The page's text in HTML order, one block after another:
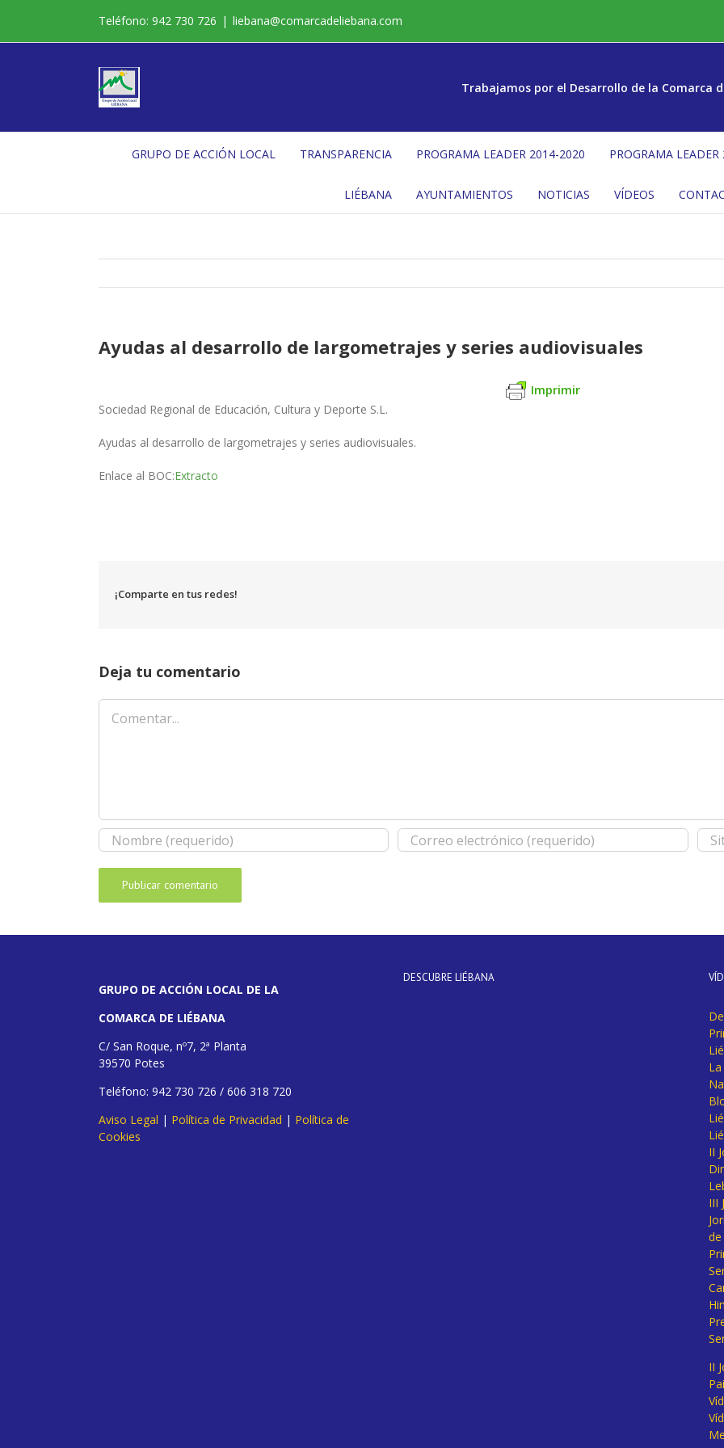
contenido
Teléfono: 942 730 726 | liebana@comarcadeliebana.com
Trabajamos por el Desarrollo de la Comarca
GRUPO DE ACCIÓN LOCAL TRANSPARENCIA PROGRAMA LEADER 2014-2020 PROGRAMA
LIÉBANA AYUNTAMIENTOS NOTICIAS VÍDEOS
Ayudas al desarrollo de largometrajes y series audiovisuales
Imprimir
Sociedad Regional de Educación, Cultura y Deporte S.L.
Ayudas al desarrollo de largometrajes y series audiovisuales.
Enlace al BOC:Extracto
¡Comparte en tus redes!
Deja tu comentario
Comentar
GRUPO DE ACCIÓN LOCAL DE LA
COMARCA DE LIÉBANA
C/ San Roque, nº7, 2ª Planta
39570 Potes
Teléfono: 942 730 726 / 606 318 720
Aviso Legal | Política de Privacidad | Política de
Cookies
DESCUBRE LIÉBANA
II
III
II